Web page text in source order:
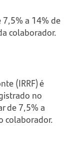
a 14% de
colaborador.
(IRRF) é
no
de 7,5% a
colaborador.